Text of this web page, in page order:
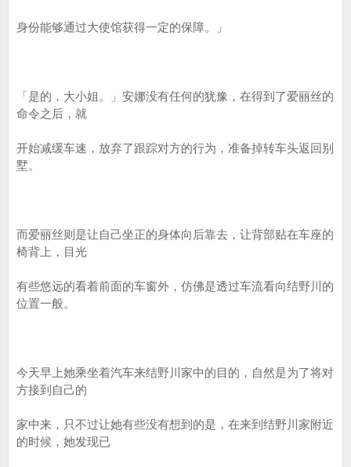
身份能够通过大使馆获得一定的保障。」
「是的，大小姐。」安娜没有任何的犹豫，在得到了爱丽丝的
命令之后，就
开始减缓车速，放弃了跟踪对方的行为，准备掉转车头返回别
墅。
而爱丽丝则是让自己坐正的身体向后靠去，让背部贴在车座的
椅背上，目光
有些悠远的看着前面的车窗外，仿佛是透过车流看向结野川的
位置一般。
今天早上她乘坐着汽车来结野川家中的目的，自然是为了将对
方接到自己的
家中来，只不过让她有些没有想到的是，在来到结野川家附近
的时候，她发现已